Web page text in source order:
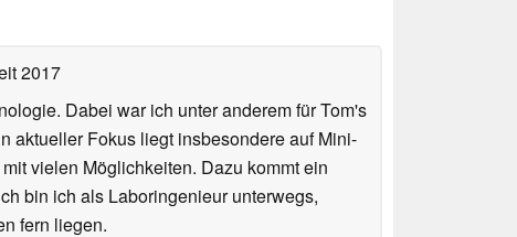
2017
Dabei war ich unter anderem für Tom's
aktueller Fokus liegt insbesondere auf Mini-
vielen Möglichkeiten. Dazu kommt ein
bin ich als Laboringenieur unterwegs,
fern liegen.